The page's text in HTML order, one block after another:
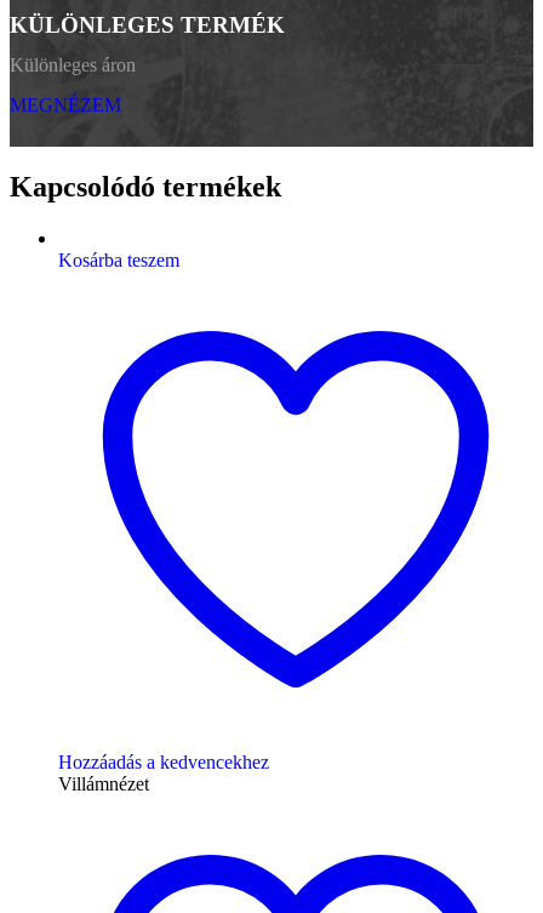
KÜLÖNLEGES TERMÉK
Különleges áron
MEGNÉZEM
Kapcsolódó termékek
Kosárba teszem
Hozzáadás a kedvencekhez
Villámnézet